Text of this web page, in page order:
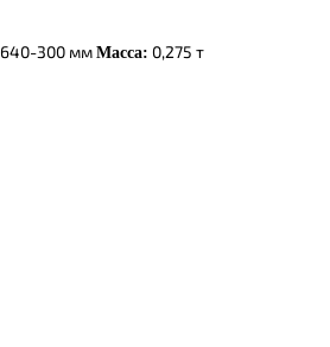
640-300 мм Масса: 0,275 т